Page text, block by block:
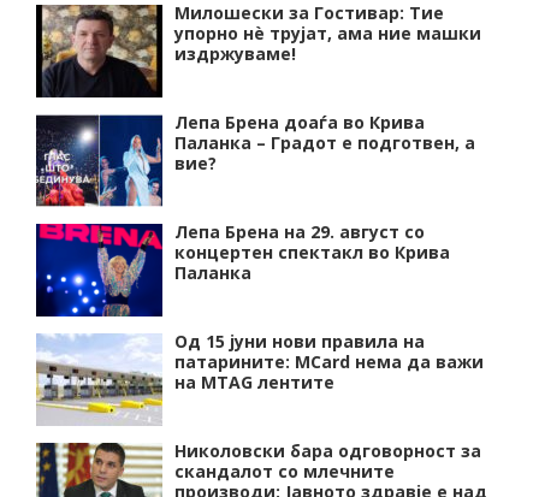
Милошески за Гостивар: Тие
упорно нѐ трујат, ама ние машки
издржуваме!
Лепа Брена доаѓа во Крива
Паланка – Градот е подготвен, а
вие?
Лепа Брена на 29. август со
концертен спектакл во Крива
Паланка
Од 15 јуни нови правила на
патарините: MCard нема да важи
на MTAG лентите
Николовски бара одговорност за
скандалот со млечните
производи: Јавното здравје е над